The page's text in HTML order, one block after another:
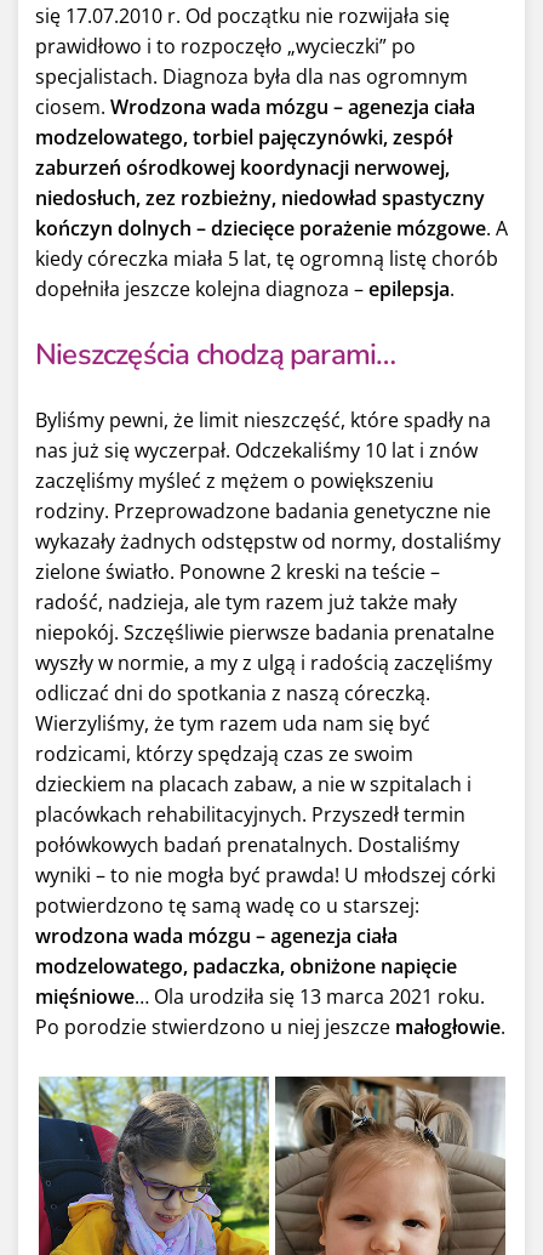
się 17.07.2010 r. Od początku nie rozwijała się
prawidłowo i to rozpoczęło „wycieczki” po
specjalistach. Diagnoza była dla nas ogromnym
ciosem. Wrodzona wada mózgu – agenezja ciała
modzelowatego, torbiel pajęczynówki, zespół
zaburzeń ośrodkowej koordynacji nerwowej,
niedosłuch, zez rozbieżny, niedowład spastyczny
kończyn dolnych – dziecięce porażenie mózgowe. A
kiedy córeczka miała 5 lat, tę ogromną listę chorób
dopełniła jeszcze kolejna diagnoza –epilepsja.
Nieszczęścia chodzą parami…
Byliśmy pewni, że limit nieszczęść, które spadły na
nas już się wyczerpał. Odczekaliśmy 10 lat i znów
zaczęliśmy myśleć z mężem o powiększeniu
rodziny. Przeprowadzone badania genetyczne nie
wykazały żadnych odstępstw od normy, dostaliśmy
zielone światło. Ponowne 2 kreski na teście –
radość, nadzieja, ale tym razem już także mały
niepokój. Szczęśliwie pierwsze badania prenatalne
wyszły w normie, a my z ulgą i radością zaczęliśmy
odliczać dni do spotkania z naszą córeczką.
Wierzyliśmy, że tym razem uda nam się być
rodzicami, którzy spędzają czas ze swoim
dzieckiem na placach zabaw, a nie w szpitalach i
placówkach rehabilitacyjnych. Przyszedł termin
połówkowych badań prenatalnych. Dostaliśmy
wyniki – to nie mogła być prawda! U młodszej córki
potwierdzono tę samą wadę co u starszej:
wrodzona wada mózgu – agenezja ciała
modzelowatego, padaczka, obniżone napięcie
mięśniowe… Ola urodziła się 13 marca 2021 roku.
Po porodzie stwierdzono u niej jeszcze małogłowie.